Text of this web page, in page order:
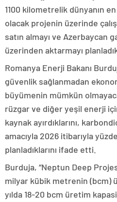
1100 kilometrelik dünyanın
olacak projenin üzerinde
satın almayı ve Azerbaycan
üzerinden aktarmayı
Romanya Enerji Bakanı
güvenlik sağlanmadan
büyümenin mümkün
rüzgar ve diğer yeşil enerji
kaynak ayırdıklarını,
amacıyla 2026 itibarıyla
planladıklarını ifade etti.
Burduja, “Neptun Deep
milyar kübik metrenin (bcm)
yılda 18-20 bcm üretim